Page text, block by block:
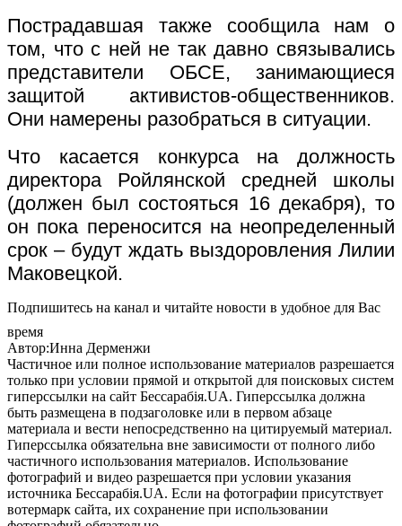
Пострадавшая также сообщила нам о
том, что с ней не так давно связывались
представители ОБСЕ, занимающиеся
защитой активистов-общественников.
Они намерены разобраться в ситуации.
Что касается конкурса на должность
директора Ройлянской средней школы
(должен был состояться 16 декабря), то
он пока переносится на неопределенный
срок – будут ждать выздоровления Лилии
Маковецкой.
Подпишитесь на канал и читайте новости в удобное для Вас
время
Автор:Инна Дерменжи
Частичное или полное использование материалов разрешается
только при условии прямой и открытой для поисковых систем
гиперссылки на сайт Бессарабія.UA. Гиперссылка должна
быть размещена в подзаголовке или в первом абзаце
материала и вести непосредственно на цитируемый материал.
Гиперссылка обязательна вне зависимости от полного либо
частичного использования материалов. Использование
фотографий и видео разрешается при условии указания
источника Бессарабія.UA. Если на фотографии присутствует
вотермарк сайта, их сохранение при использовании